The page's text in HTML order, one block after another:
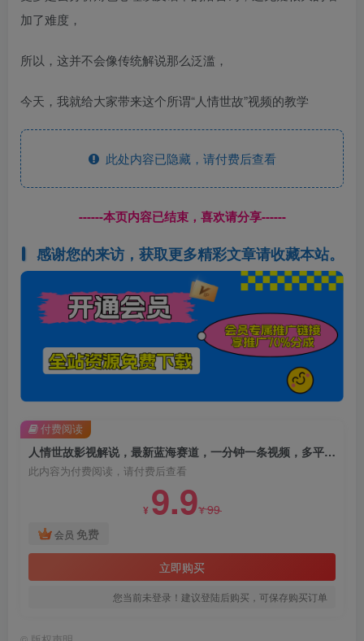
加了难度，
所以，这并不会像传统解说那么泛滥，
今天，我就给大家带来这个所谓“人情世故”视频的教学
此处内容已隐藏，请付费后查看
------本页内容已结束，喜欢请分享------
感谢您的来访，获取更多精彩文章请收藏本站。
人情世故影视解说，最新蓝海赛道，一分钟一条视频，多平台收益，轻松日入1000+
此内容为付费阅读，请付费后查看
¥ 9.9¥99
会员 免费
立即购买
您当前未登录！建议登陆后购买，可保存购买订单
付费阅读